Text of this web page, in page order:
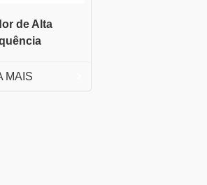
de Alta
MAIS